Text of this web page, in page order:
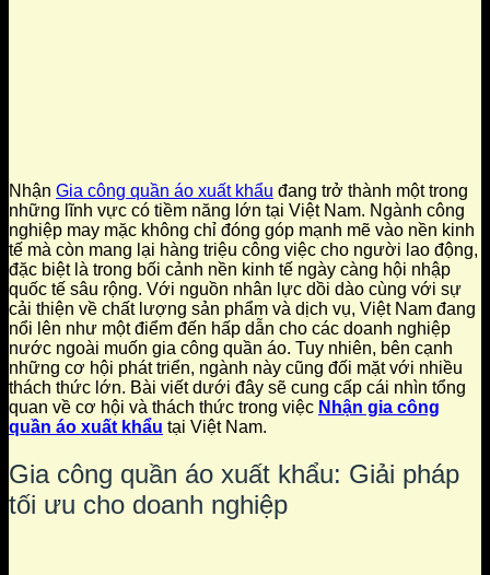
Nhận Gia công quần áo xuất khẩu đang trở thành một trong
những lĩnh vực có tiềm năng lớn tại Việt Nam. Ngành công
nghiệp may mặc không chỉ đóng góp mạnh mẽ vào nền kinh
tế mà còn mang lại hàng triệu công việc cho người lao động,
đặc biệt là trong bối cảnh nền kinh tế ngày càng hội nhập
quốc tế sâu rộng. Với nguồn nhân lực dồi dào cùng với sự
cải thiện về chất lượng sản phẩm và dịch vụ, Việt Nam đang
nổi lên như một điểm đến hấp dẫn cho các doanh nghiệp
nước ngoài muốn gia công quần áo. Tuy nhiên, bên cạnh
những cơ hội phát triển, ngành này cũng đối mặt với nhiều
thách thức lớn. Bài viết dưới đây sẽ cung cấp cái nhìn tổng
quan về cơ hội và thách thức trong việc Nhận gia công
quần áo xuất khẩu tại Việt Nam.
Gia công quần áo xuất khẩu: Giải pháp
tối ưu cho doanh nghiệp